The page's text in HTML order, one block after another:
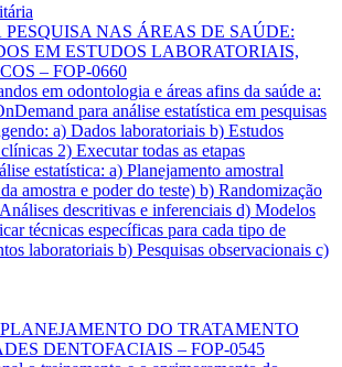
NAS ÁREAS DE SAÚDE:
EM ESTUDOS LABORATORIAIS,
– FOP-0660
em odontologia e áreas afins da saúde a:
para análise estatística em pesquisas
a) Dados laboratoriais b) Estudos
2) Executar todas as etapas
estatística: a) Planejamento amostral
amostra e poder do teste) b) Randomização
descritivas e inferenciais d) Modelos
técnicas específicas para cada tipo de
laboratoriais b) Pesquisas observacionais c)
DO TRATAMENTO
DENTOFACIAIS – FOP-0545